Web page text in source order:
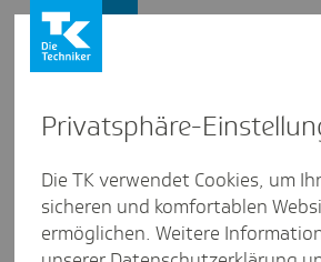
Artikel aus Sachsen
Presse und Politik Gesunder
Privat­sphäre-
Die TK verwendet Cookies, um
sicheren und komfortablen
ermöglichen. Weitere